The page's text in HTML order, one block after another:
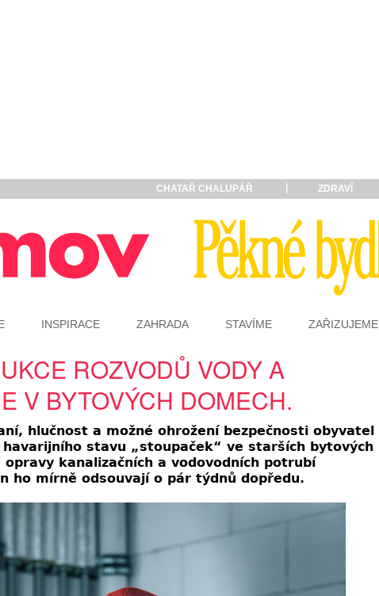
CHATAŘ CHALUPÁŘ ZDRAVÍ
INSPIRACE ZAHRADA STAVÍME ZAŘIZUJEME
ROZVODŮ VODY A
V BYTOVÝCH DOMECH.
hlučnost a možné ohrožení bezpečnosti obyvatel
stavu „stoupaček“ ve starších bytových
opravy kanalizačních a vodovodních potrubí
ho mírně odsouvají o pár týdnů dopředu.